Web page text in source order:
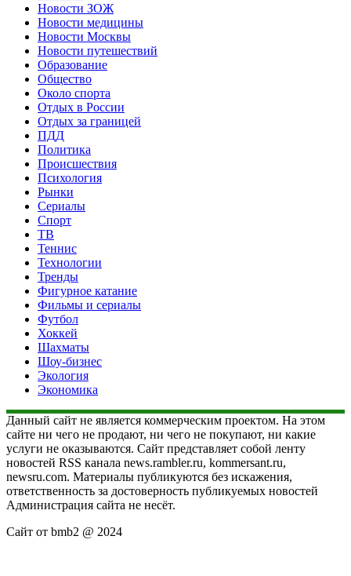
Новости ЗОЖ
Новости медицины
Новости Москвы
Новости путешествий
Образование
Общество
Около спорта
Отдых в России
Отдых за границей
ПДД
Политика
Происшествия
Психология
Рынки
Сериалы
Спорт
ТВ
Теннис
Технологии
Тренды
Фигурное катание
Фильмы и сериалы
Футбол
Хоккей
Шахматы
Шоу-бизнес
Экология
Экономика
Данный сайт не является коммерческим проектом. На этом
сайте ни чего не продают, ни чего не покупают, ни какие
услуги не оказываются. Сайт представляет собой ленту
новостей RSS канала news.rambler.ru, kommersant.ru,
newsru.com. Материалы публикуются без искажения,
ответственность за достоверность публикуемых новостей
Администрация сайта не несёт.
Сайт от bmb2 @ 2024